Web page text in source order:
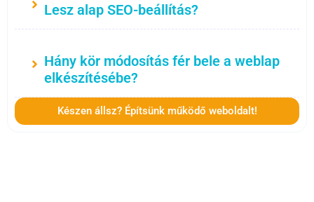
Lesz alap SEO-beállítás?
Hány kör módosítás fér bele a weblap
elkészítésébe?
Készen állsz? Építsünk működő weboldalt!